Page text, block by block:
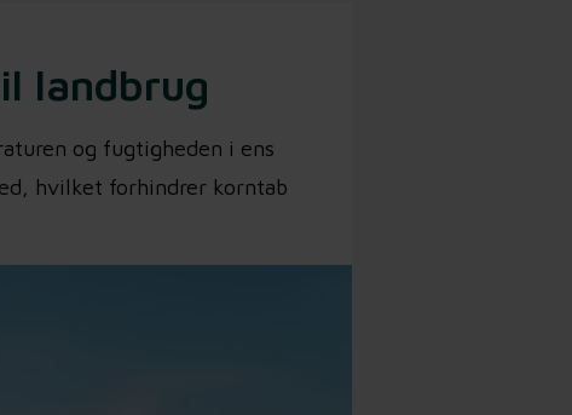
landbrug
og fugtigheden i ens
hvilket forhindrer korntab